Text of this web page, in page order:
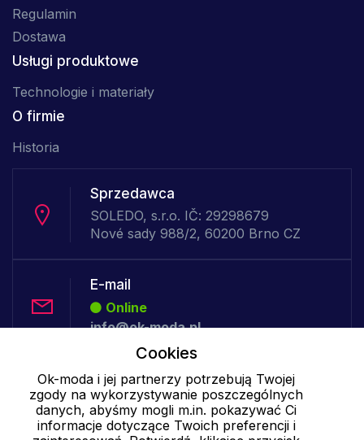
Regulamin
Dostawa
Usługi produktowe
Technologie i materiały
O firmie
Historia
Sprzedawca
SOLEDO, s.r.o. IČ: 29298679
Nové sady 988/2, 60200 Brno CZ
E-mail
Online
info@ok-moda.pl
Telefon:
Offline
Cookies
Ok-moda i jej partnerzy potrzebują Twojej
zgody na wykorzystywanie poszczególnych
danych, abyśmy mogli m.in. pokazywać Ci
informacje dotyczące Twoich preferencji i